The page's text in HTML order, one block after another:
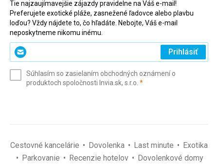
Dvakrát jsme potkali úklízečku na hodbě hotelu, jinak se tu
snámi nikdo nebavil, ani nám nic nenabízel (aspoň nás
nikdo ničím neobtěžoval). Za celou dobu pobytu nám ani
nikdo neřekl, do kdy máme opustit poslední den pokoj, tak
jsme šli, až jsme chtěli :).
Google Translate
Tie najzaujímavejšie zájazdy pravidelne na Váš e-mail!
Preferujete exotické pláže, zasnežené ľadovce alebo plavbu
loďou? Vždy nájdete to, čo hľadáte. Nebojte, Váš e-mail
neposkytneme nikomu inému.
Zadajte
svoj
(povinné)
Prihlásiť
Súhlasím so zasielaním obchodných oznámení o
produktoch spoločnosti Invia.sk, s.r.o. *(povinné)
Cestovné kancelárie Dovolenka Last minute
Exotika
Parkovanie
Recenzie hotelov Dovolenkové domy